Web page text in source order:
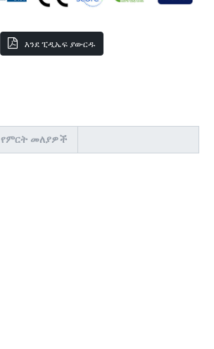
እንደ ፒዲኤፍ ያውርዱ
የምርት መለያዎች